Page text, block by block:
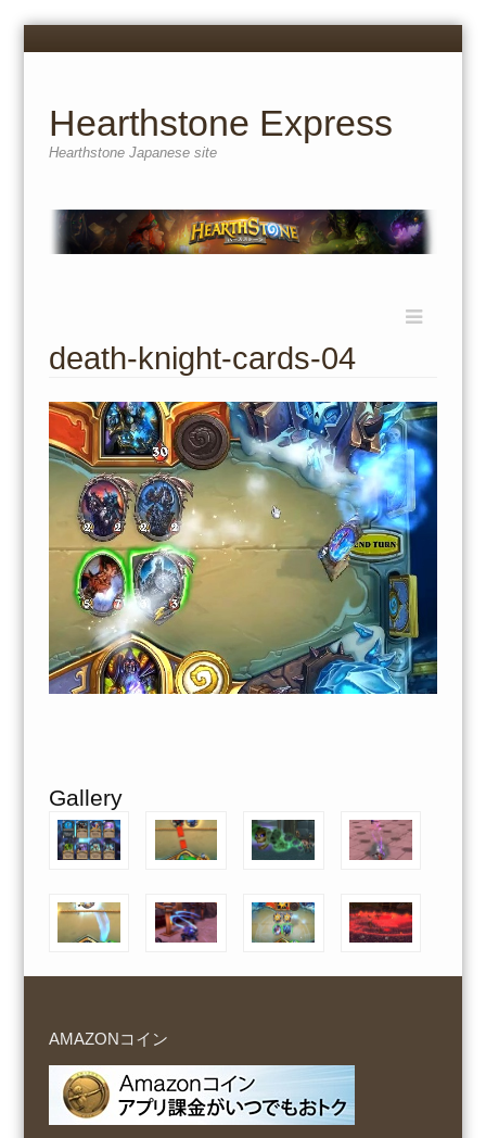
Menu
Hearthstone Express
Hearthstone Japanese site
content
death-knight-cards-04
Gallery
AMAZONコイン